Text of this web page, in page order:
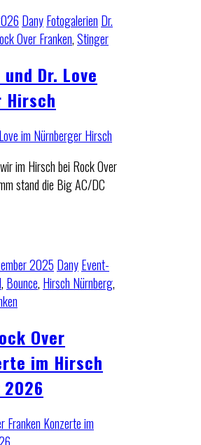
DanyFotogalerien Dr.
Over Franken,Stinger
Dr. Love
Hirsch
im Hirsch bei Rock Over
stand die Big AC/DC
2025 DanyEvent-
, Bounce, Hirsch Nürnberg,
Over
im Hirsch